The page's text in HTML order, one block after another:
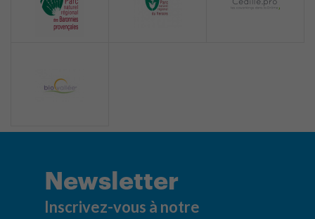
Newsletter
Inscrivez-vous à notre